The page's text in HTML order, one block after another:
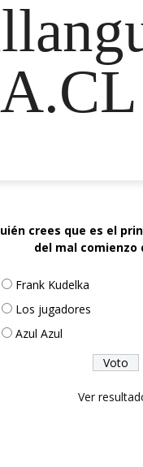
crees que es el
del mal comienzo
Frank Kudelka
Los jugadores
Azul Azul
Ver